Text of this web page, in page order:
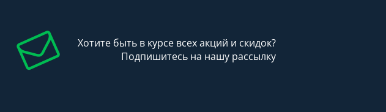
Хотите быть в курсе всех акций и скидок?
Подпишитесь на нашу рассылку